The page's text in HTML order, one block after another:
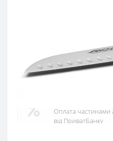
Гарантія якості
10 років гарантія на
Оплата частинами
від ПриватБанку